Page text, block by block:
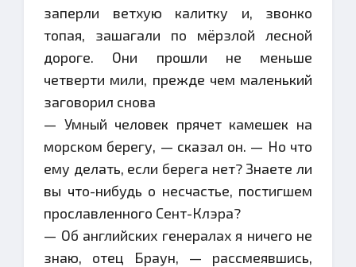
заперли ветхую калитку и, звонко
топая, зашагали по мёрзлой лесной
дороге. Они прошли не меньше
четверти мили, прежде чем маленький
заговорил снова
— Умный человек прячет камешек на
морском берегу, — сказал он. — Но что
ему делать, если берега нет? Знаете ли
вы что-нибудь о несчастье, постигшем
прославленного Сент-Клэра?
— Об английских генералах я ничего не
знаю, отец Браун, — рассмеявшись,